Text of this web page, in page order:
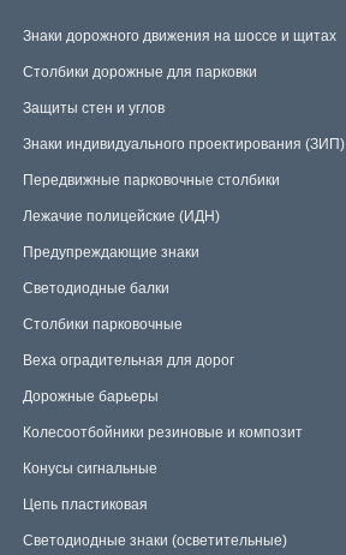
Знаки дорожного движения на шоссе и щитах
Столбики дорожные для парковки
Защиты стен и углов
Знаки индивидуального проектирования (ЗИП)
Передвижные парковочные столбики
Лежачие полицейские (ИДН)
Предупреждающие знаки
Светодиодные балки
Столбики парковочные
Веха оградительная для дорог
Дорожные барьеры
Колесоотбойники резиновые и композит
Конусы сигнальные
Цепь пластиковая
Светодиодные знаки (осветительные)